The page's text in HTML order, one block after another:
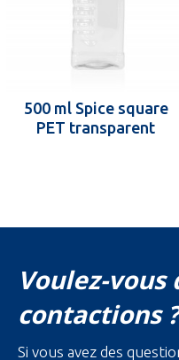
500 ml Spice square
PET transparent
Voulez-vous
contactions ?
Si vous avez des